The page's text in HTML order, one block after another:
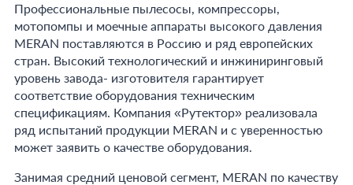
Профессиональные пылесосы, компрессоры,
мотопомпы и моечные аппараты высокого давления
MERAN поставляются в Россию и ряд европейских
стран. Высокий технологический и инжиниринговый
уровень завода- изготовителя гарантирует
соответствие оборудования техническим
спецификациям. Компания «Рутектор» реализовала
ряд испытаний продукции MERAN и с уверенностью
может заявить о качестве оборудования.
Занимая средний ценовой сегмент, MERAN по качеству